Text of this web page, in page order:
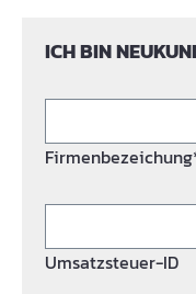
ICH BIN
Umsatzsteuer-ID